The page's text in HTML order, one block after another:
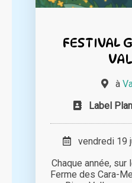
FESTIVAL
à
Label
vendredi 19
Chaque année,
Ferme des Cara-